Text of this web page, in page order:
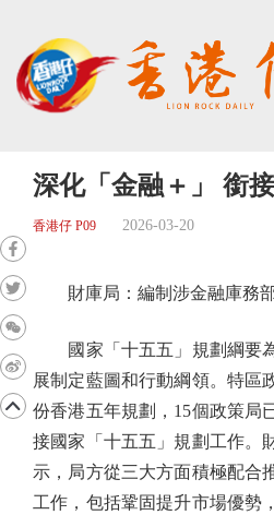
深化「金融＋」 銜接
香港仔 P09 2026-03-20
財庫局：編制涉金融庫務部
國家「十五五」規劃綱要
展制定藍圖和行動綱領。特區
份香港五年規劃，15個政策局
接國家「十五五」規劃工作。
示，局方從三大方面積極配合
工作，包括鞏固提升市場優勢